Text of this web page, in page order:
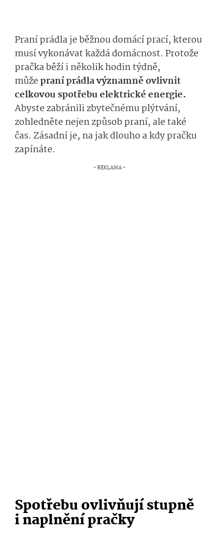
Praní prádla je běžnou domácí prací, kterou
musí vykonávat každá domácnost. Protože
pračka běží i několik hodin týdně,
můžepraní prádla významně ovlivnit
celkovou spotřebu elektrické energie.
Abyste zabránili zbytečnému plýtvání,
zohledněte nejen způsob praní, ale také
čas. Zásadní je, na jak dlouho a kdy pračku
zapínáte.
Spotřebu ovlivňují stupně
i naplnění pračky